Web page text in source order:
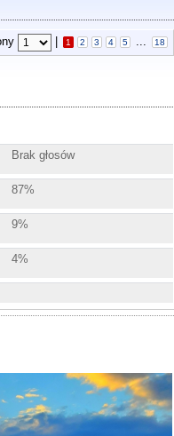
1 2 3 4 5 ... 18
Brak głosów
87%
9%
4%